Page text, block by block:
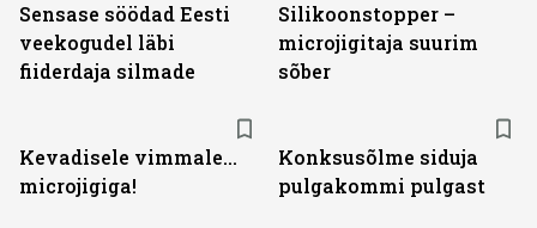
Sensase söödad Eesti
veekogudel läbi
fiiderdaja silmade
Silikoonstopper –
microjigitaja suurim
sõber
Kevadisele vimmale...
microjigiga!
Konksusõlme siduja
pulgakommi pulgast